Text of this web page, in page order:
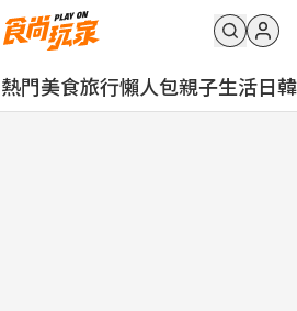
熱門美食旅行懶人包親子生活日韓